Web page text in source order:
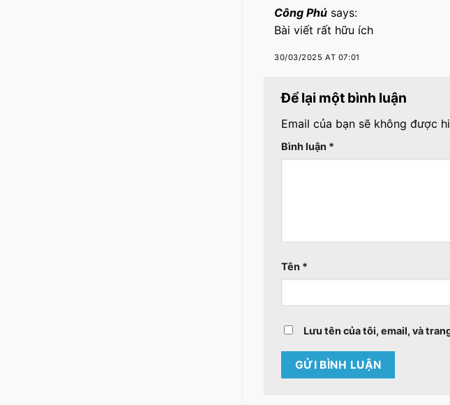
Công Phú says:
Bài viết rất hữu ích
30/03/2025 AT 07:01
Để lại một bình luận
Email của bạn sẽ không được
Bình luận *
Tên *
Lưu tên của tôi, email, và